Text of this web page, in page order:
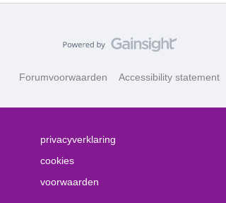
Forumvoorwaarden Accessibility statement
privacyverklaring
cookies
voorwaarden